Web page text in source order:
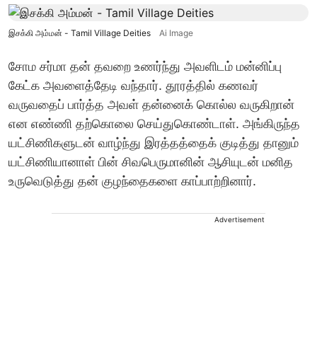
இசக்கி அம்மன் - Tamil Village Deities Ai Image
சோம சர்மா தன் தவறை உணர்ந்து அவளிடம் மன்னிப்பு
கேட்க அவளைத்தேடி வந்தார். தூரத்தில் கணவர்
வருவதைப் பார்த்த அவள் தன்னைக் கொல்ல வருகிறான்
என எண்ணி தற்கொலை செய்துகொண்டாள். அங்கிருந்த
யட்சிணிகளுடன் வாழ்ந்து இரத்தத்தைக் குடித்து தானும்
யட்சிணியானாள் பின் சிவபெருமானின் ஆசியுடன் மனித
உருவெடுத்து தன் குழந்தைகளை காப்பாற்றினார்.
Advertisement